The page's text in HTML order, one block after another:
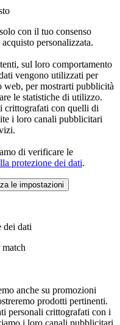
con il tuo consenso
personalizzata.
sul loro comportamento
vengono utilizzati per
web, per mostrarti pubblicità
le statistiche di utilizzo.
crittografati con quelli di
i loro canali pubblicitari
di verificare le
protezione dei dati.
le impostazioni
dei dati
anche su promozioni
prodotti pertinenti.
personali crittografati con i
i loro canali pubblicitari